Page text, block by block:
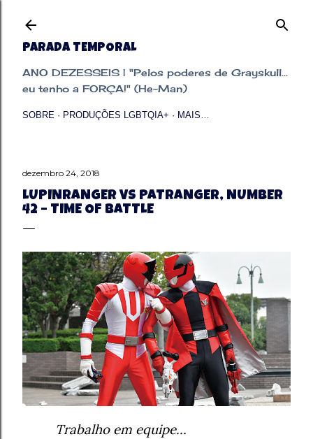
PARADA TEMPORAL
ANO DEZESSEIS | "Pelos poderes de Grayskull...
eu tenho a FORÇA!" (He-Man)
SOBRE PRODUÇÕES LGBTQIA+ MAIS…
dezembro 24, 2018
LUPINRANGER VS PATRANGER, NUMBER
42 – TIME OF BATTLE
Trabalho em equipe…